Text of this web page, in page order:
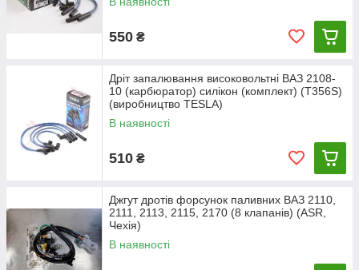
550 ₴
Дріт запалювання високовольтні ВАЗ 2108-
10 (карбюратор) силікон (комплект) (Т356Ѕ)
(виробництво TESLA)
В наявності
510 ₴
Джгут дротів форсунок паливних ВАЗ 2110,
2111, 2113, 2115, 2170 (8 клапанів) (ASR,
Чехія)
В наявності